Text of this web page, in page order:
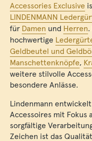
Accessories Exclusive
LINDENMANN
für Damen und Herren
hochwertige
Geldbeutel und
Manschettenknöpfe,
weitere stilvolle
besondere Anlässe.
Lindenmann
Accessoires mit Fokus
sorgfältige
Zeichen ist das